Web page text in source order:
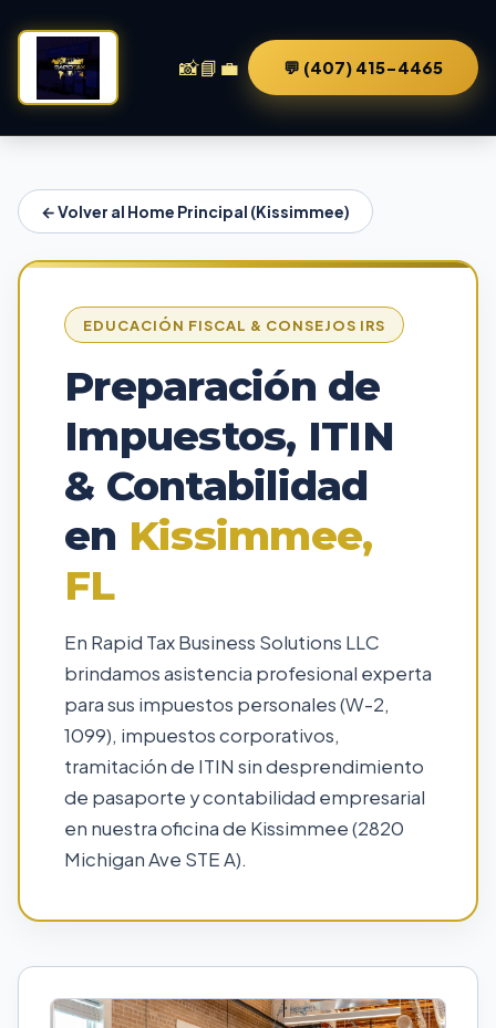
📸📘 💼 💬 (407) 415-4465
← Volver al Home Principal (Kissimmee)
EDUCACIÓN FISCAL & CONSEJOS IRS
Preparación de
Impuestos, ITIN
& Contabilidad
en Kissimmee,
FL
En Rapid Tax Business Solutions LLC
brindamos asistencia profesional experta
para sus impuestos personales (W-2,
1099), impuestos corporativos,
tramitación de ITIN sin desprendimiento
de pasaporte y contabilidad empresarial
en nuestra oficina de Kissimmee (2820
Michigan Ave STE A).